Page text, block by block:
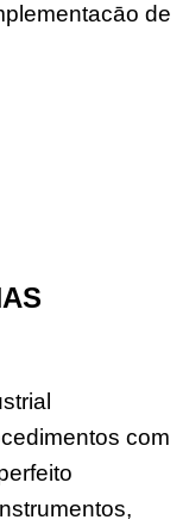
de
com